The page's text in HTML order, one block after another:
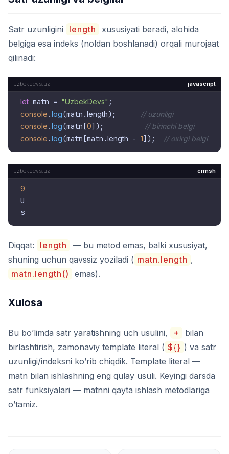
Satr uzunligini length
xususiyati beradi, alohida
belgiga esa indeks (noldan boshlanadi) orqali murojaat
qilinadi:
javascript
let matn = "UzbekDevs"
console .log(matn.length); // uzunligi
console .log(matn[0]); // birinchi belgi
console .log(matn[matn.length - 1]); // oxirgi belgi
crmsh
9
U
Diqqat: length
— bu metod emas, balki xususiyat,
shuning uchun qavssiz yoziladi ( matn.length ,
matn.length()
emas).
Xulosa
Bu bo’limda satr yaratishning uch usulini, +
bilan
birlashtirish, zamonaviy template literal ( ${} ) va satr
uzunligi/indeksni ko’rib chiqdik. Template literal —
matn bilan ishlashning eng qulay usuli. Keyingi darsda
satr funksiyalari — matnni qayta ishlash metodlariga
o’tamiz.